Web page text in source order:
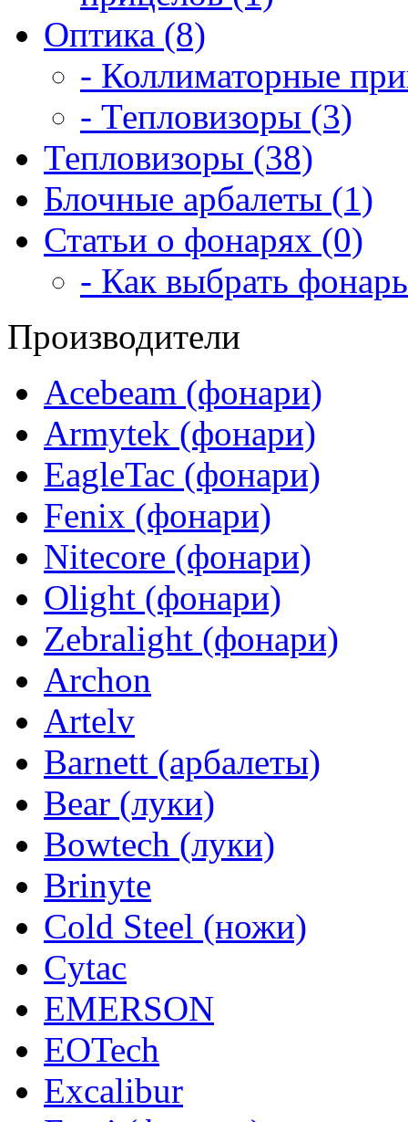
Оптика (8)
- Коллиматорные
- Тепловизоры (3)
Тепловизоры (38)
Блочные арбалеты (1)
Статьи о фонарях (0)
- Как выбрать
Производители
Acebeam (фонари)
Armytek (фонари)
EagleTac (фонари)
Fenix (фонари)
Nitecore (фонари)
Olight (фонари)
Zebralight (фонари)
Archon
Artelv
Barnett (арбалеты)
Bear (луки)
Bowtech (луки)
Brinyte
Cold Steel (ножи)
Cytac
EMERSON
EOTech
Excalibur